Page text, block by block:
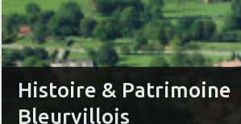
Histoire & Patrimoine
Bleurvillois